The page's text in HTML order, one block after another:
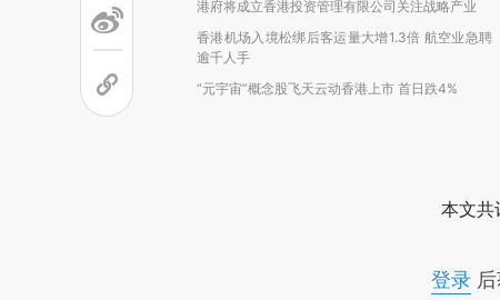
港府将成立香港投资管理有限公司关注战略产业
香港机场入境松绑后客运量大增1.3倍 航空业急聘
逾千人手
“元宇宙”概念股飞天云动香港上市 首日跌4%
本文共
登录后